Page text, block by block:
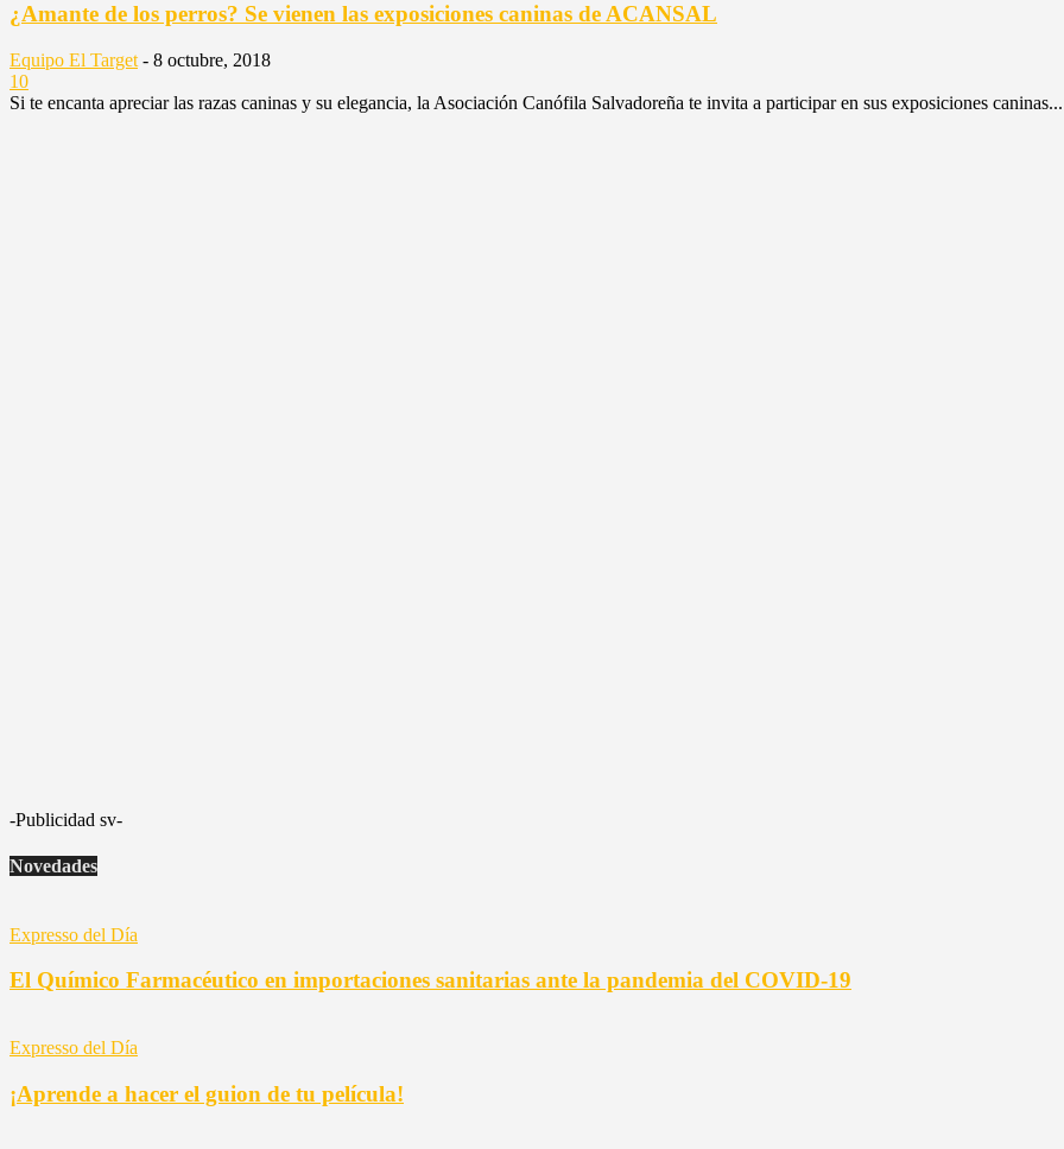
¿Amante de los perros? Se vienen las exposiciones caninas de ACANSAL
Equipo El Target - 8 octubre, 2018
10
Si te encanta apreciar las razas caninas y su elegancia, la Asociación Canófila Salvadoreña te invita a participar en sus exposiciones caninas...
-Publicidad sv-
Novedades
Expresso del Día
El Químico Farmacéutico en importaciones sanitarias ante la pandemia del COVID-19
Expresso del Día
¡Aprende a hacer el guion de tu película!